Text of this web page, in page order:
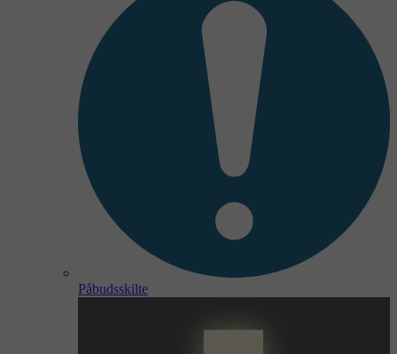
Påbudsskilte